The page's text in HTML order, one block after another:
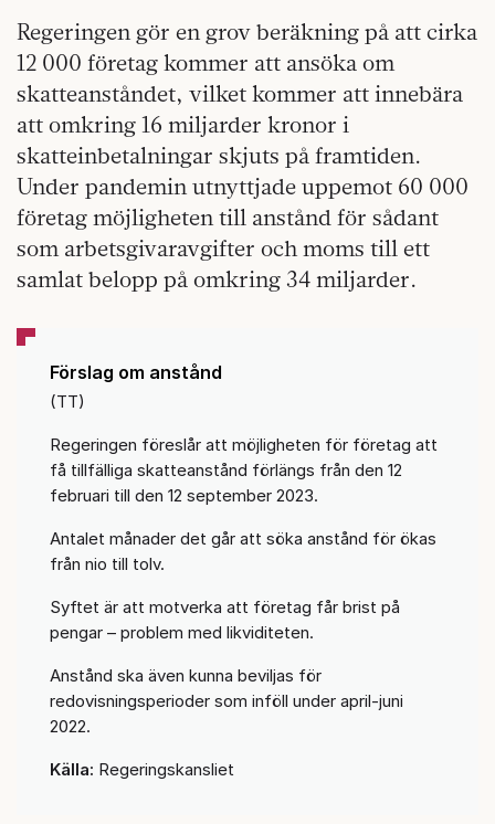
Regeringen gör en grov beräkning på att cirka
12 000 företag kommer att ansöka om
skatteanståndet, vilket kommer att innebära
att omkring 16 miljarder kronor i
skatteinbetalningar skjuts på framtiden.
Under pandemin utnyttjade uppemot 60 000
företag möjligheten till anstånd för sådant
som arbetsgivaravgifter och moms till ett
samlat belopp på omkring 34 miljarder.
Förslag om anstånd
(TT)
Regeringen föreslår att möjligheten för företag att
få tillfälliga skatteanstånd förlängs från den 12
februari till den 12 september 2023.
Antalet månader det går att söka anstånd för ökas
från nio till tolv.
Syftet är att motverka att företag får brist på
pengar – problem med likviditeten.
Anstånd ska även kunna beviljas för
redovisningsperioder som inföll under april-juni
2022.
Källa: Regeringskansliet